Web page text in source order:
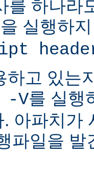
를 하나라
실행하
하고 있는
-V를 실행
아파치가
파일을 발